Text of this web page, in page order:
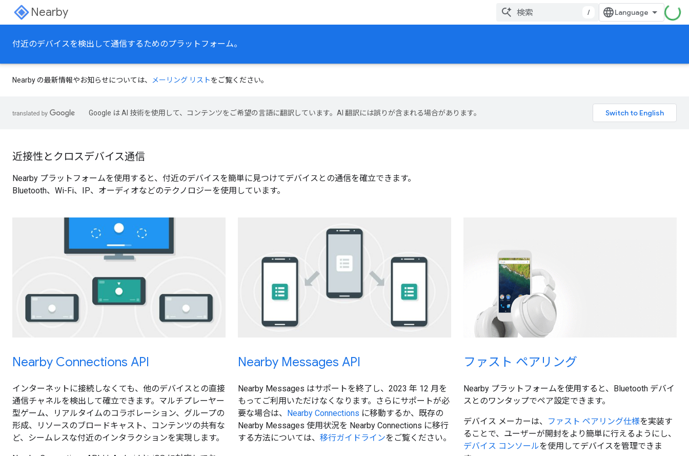
Nearby /
付近のデバイスを検出して通信するためのプラットフォーム。
Nearby の最新情報やお知らせについては、 メーリング リストをご覧ください。
Google は AI 技術を使用して、コンテンツをご希望の言語に翻訳しています。AI 翻訳には誤りが含まれる場合があります。
近接性とクロスデバイス通信
Nearby プラットフォームを使用すると、付近のデバイスを簡単に見つけてデバイスとの通信を確立できます。
Bluetooth、Wi-Fi、IP、オーディオなどのテクノロジーを使用しています。
Nearby Connections API
インターネットに接続しなくても、他のデバイスとの直接
通信チャネルを検出して確立できます。マルチプレーヤー
型ゲーム、リアルタイムのコラボレーション、グループの
形成、リソースのブロードキャスト、コンテンツの共有な
ど、シームレスな付近のインタラクションを実現します。
Nearby Messages API
Nearby Messages はサポートを終了し、2023 年 12 月を
もってご利用いただけなくなります。さらにサポートが必
要な場合は、 Nearby Connections に移動するか、既存の
Nearby Messages 使用状況を Nearby Connections に移行
する方法については、 移行ガイドラインをご覧ください。
ファスト ペアリング
Nearby プラットフォームを使用すると、Bluetooth デバイ
スとのワンタップでペア設定できます。
デバイス メーカーは、 ファスト ペアリング仕様を実装す
ることで、ユーザーが開封をより簡単に行えるようにし、
デバイス コンソールを使用してデバイスを管理できま